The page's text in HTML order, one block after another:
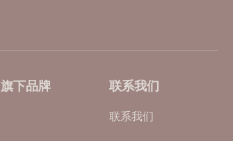
联系我们
联系我们
旗下品牌